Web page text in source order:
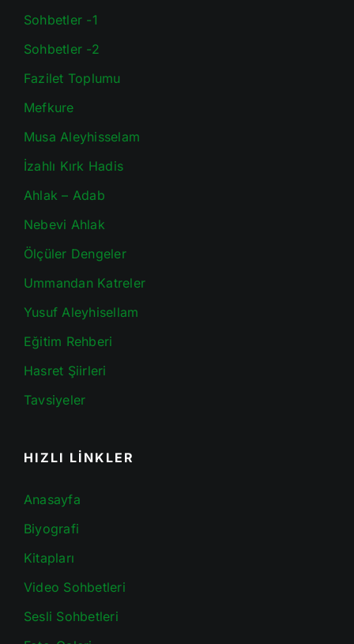
Sohbetler -1
Sohbetler -2
Fazilet Toplumu
Mefkure
Musa Aleyhisselam
İzahlı Kırk Hadis
Ahlak – Adab
Nebevi Ahlak
Ölçüler Dengeler
Ummandan Katreler
Yusuf Aleyhisellam
Eğitim Rehberi
Hasret Şiirleri
Tavsiyeler
HIZLI LİNKLER
Anasayfa
Biyografi
Kitapları
Video Sohbetleri
Sesli Sohbetleri